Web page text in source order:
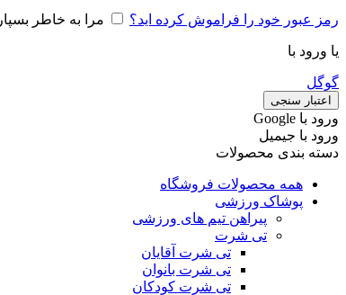
رمز عبور خود را فراموش کرده اید؟ مرا به خاطر بسپار
یا ورود با
گوگل
اعتبار سنجی
ورود با ‫Google
ورود با جیمیل
دسته بندی محصولات
همه محصولات فروشگاه
پوشاک ورزشی
پیراهن تیم های ورزشی
تی شرت
تی شرت آقایان
تی شرت بانوان
تی شرت کودکان